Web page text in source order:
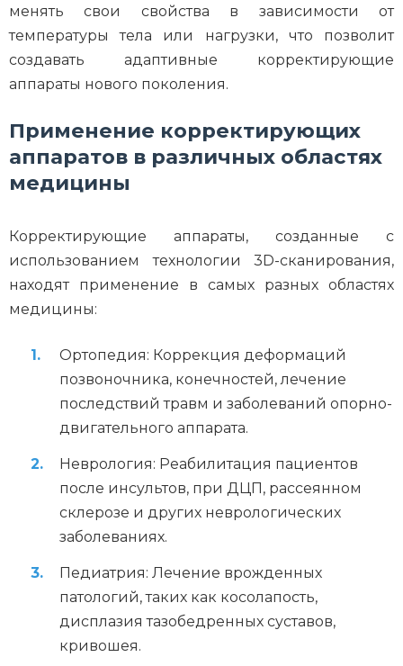
менять свои свойства в зависимости от
температуры тела или нагрузки, что позволит
создавать адаптивные корректирующие
аппараты нового поколения.
Применение корректирующих
аппаратов в различных областях
медицины
Корректирующие аппараты, созданные с
использованием технологии 3D-сканирования,
находят применение в самых разных областях
медицины:
Ортопедия: Коррекция деформаций
позвоночника, конечностей, лечение
последствий травм и заболеваний опорно-
двигательного аппарата.
Неврология: Реабилитация пациентов
после инсультов, при ДЦП, рассеянном
склерозе и других неврологических
заболеваниях.
Педиатрия: Лечение врожденных
патологий, таких как косолапость,
дисплазия тазобедренных суставов,
кривошея.